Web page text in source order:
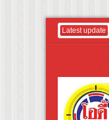
Latest update